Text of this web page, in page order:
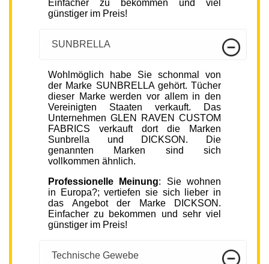
Einfacher zu bekommen und viel
günstiger im Preis!
SUNBRELLA
Wohlmöglich habe Sie schonmal von
der Marke SUNBRELLA gehört. Tücher
dieser Marke werden vor allem in den
Vereinigten Staaten verkauft. Das
Unternehmen GLEN RAVEN CUSTOM
FABRICS verkauft dort die Marken
Sunbrella und DICKSON. Die
genannten Marken sind sich
vollkommen ähnlich.
Professionelle Meinung: Sie wohnen
in Europa?; vertiefen sie sich lieber in
das Angebot der Marke DICKSON.
Einfacher zu bekommen und sehr viel
günstiger im Preis!
Technische Gewebe